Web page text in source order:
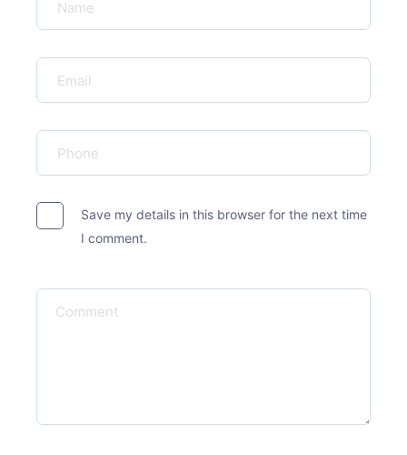
Save my details in this browser for the next time
I comment.